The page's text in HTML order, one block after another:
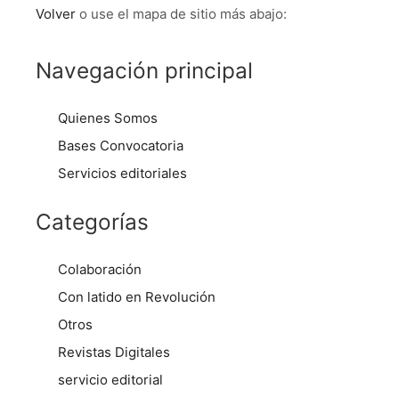
Volver o use el mapa de sitio más abajo:
Navegación principal
Quienes Somos
Bases Convocatoria
Servicios editoriales
Categorías
Colaboración
Con latido en Revolución
Otros
Revistas Digitales
servicio editorial